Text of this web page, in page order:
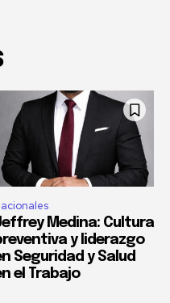
Medina: Cultura
y liderazgo
Seguridad y Salud
el Trabajo